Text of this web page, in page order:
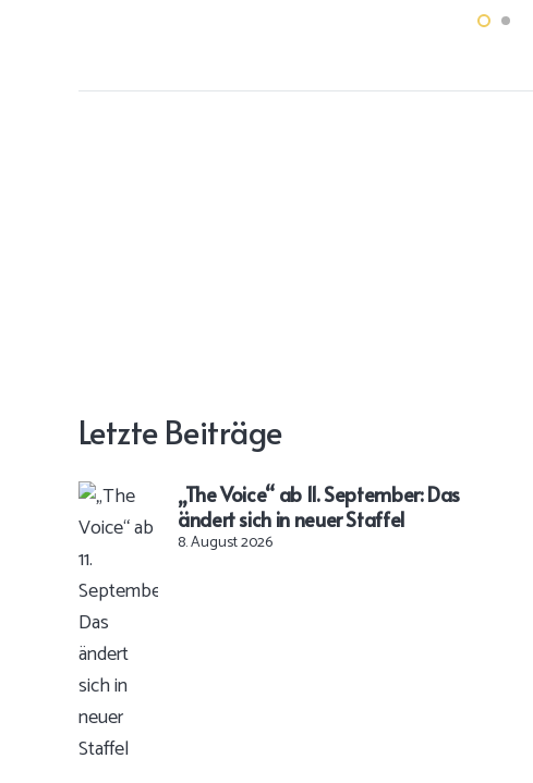
Letzte Beiträge
„The Voice“ ab 11. September: Das
ändert sich in neuer Staffel
8. August 2026